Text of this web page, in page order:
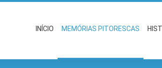
INÍCIO MEMÓRIAS PITORESCAS